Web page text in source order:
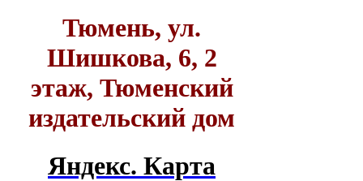
Тюмень, ул.
Шишкова, 6, 2
этаж, Тюменский
издательский дом
Яндекс. Карта